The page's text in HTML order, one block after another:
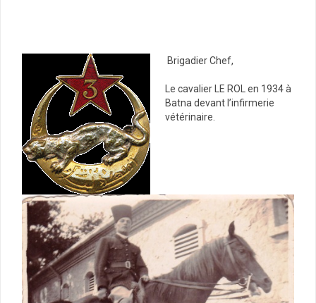
Brigadier Chef,
Le cavalier LE ROL en 1934 à
Batna devant l’infirmerie
vétérinaire.